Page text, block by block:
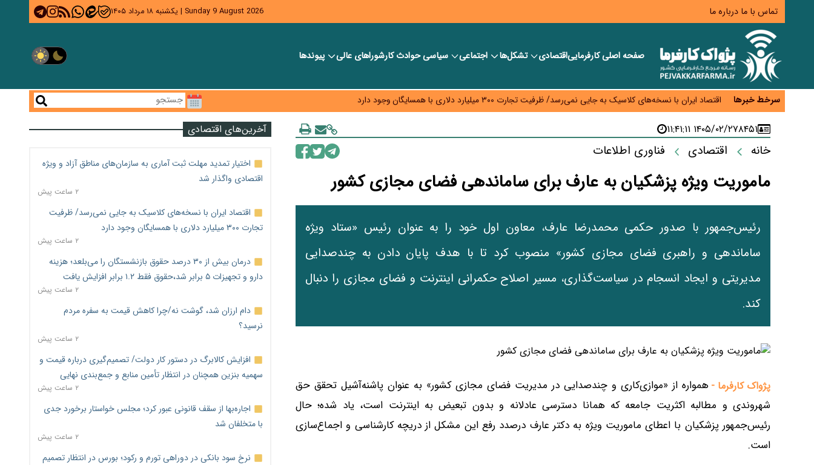
تماس با ما درباره ما Sunday 9 August 2026
| یکشنبه ۱۸ مرداد ۱۴۰۵
صفحه اصلیکارفرماییاقتصادی تشکل‌ها اجتماعی سیاسیحوادث کارشورا‎های عالی پیوندها
سرخط خبرها
اختیار تمدید مهلت ثبت آماری به سازمان‌های مناطق آزاد و ویژه اقتصادی واگذار شد
اقتصاد ایران با نسخه‌های کلاسیک به جایی نمی‌رسد/ ظرفیت تجارت ۳۰۰ میلیارد دلاری با همسایگان وجود دارد
درمان بیش از ۳۰ درصد حقوق بازنشستگان را می‌بلعد؛ هزینه دارو و تجهیزات ۵ برابر شد،حقوق فقط ۱.۲ برابر افزایش یافت
دام ارزان شد، گوشت نه/چرا کاهش قیمت به سفره مردم نرسید؟
افزایش کالابرگ در دستور کار دولت/ تصمیم‌گیری درباره قیمت و سهمیه بنزین همچنان در انتظار تأمین منابع و جمع‌بندی نهایی
۸۴۵۱۱۴۰۵/۰۲/۲۷ ۱۱:۴۱:۱۱
خانه اقتصادی فناوری اطلاعات
ماموریت ویژه پزشکیان به عارف برای ساماندهی فضای مجازی کشور
رئیس‌جمهور با صدور حکمی محمدرضا عارف، معاون اول خود را به عنوان رئیس «ستاد ویژه
ساماندهی و راهبری فضای مجازی کشور» منصوب کرد تا با هدف پایان دادن به چندصدایی
مدیریتی و ایجاد انسجام در سیاست‌گذاری، مسیر اصلاح حکمرانی اینترنت و فضای مجازی را دنبال
کند.
پژواک کارفرما - همواره از «موازی‌کاری و چندصدایی در مدیریت فضای مجازی کشور» به عنوان پاشنه‌آشیل تحقق حق
شهروندی و مطالبه اکثریت جامعه که همانا دسترسی عادلانه و بدون تبعیض به اینترنت است، یاد شده؛ حال
رئیس‌جمهور پزشکیان با اعطای ماموریت ویژه به دکتر عارف درصدد رفع این مشکل از دریچه کارشناسی و اجماع‌سازی
است.
آخرین‌های اقتصادی
اختیار تمدید مهلت ثبت آماری به سازمان‌های مناطق آزاد و ویژه
اقتصادی واگذار شد
۲ ساعت پیش
اقتصاد ایران با نسخه‌های کلاسیک به جایی نمی‌رسد/ ظرفیت
تجارت ۳۰۰ میلیارد دلاری با همسایگان وجود دارد
۲ ساعت پیش
درمان بیش از ۳۰ درصد حقوق بازنشستگان را می‌بلعد؛ هزینه
دارو و تجهیزات ۵ برابر شد،حقوق فقط ۱.۲ برابر افزایش یافت
۲ ساعت پیش
دام ارزان شد، گوشت نه/چرا کاهش قیمت به سفره مردم
نرسید؟
۲ ساعت پیش
افزایش کالابرگ در دستور کار دولت/ تصمیم‌گیری درباره قیمت و
سهمیه بنزین همچنان در انتظار تأمین منابع و جمع‌بندی نهایی
۲ ساعت پیش
اجاره‌بها از سقف قانونی عبور کرد؛ مجلس خواستار برخورد جدی
با متخلفان شد
۲ ساعت پیش
نرخ سود بانکی در دوراهی تورم و رکود؛ بورس در انتظار تصمیم